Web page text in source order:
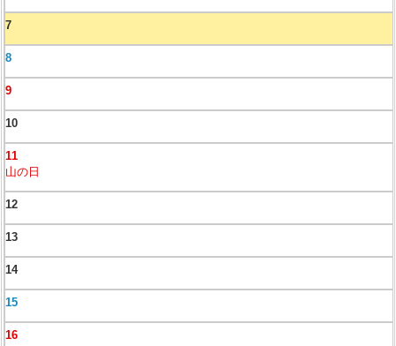
7
8
9
10
11
山の日
12
13
14
15
16